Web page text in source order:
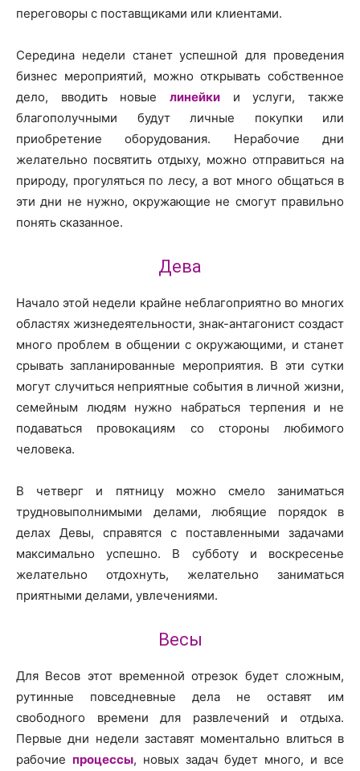
переговоры с поставщиками или клиентами.
Середина недели станет успешной для проведения
бизнес мероприятий, можно открывать собственное
дело, вводить новые линейки и услуги, также
благополучными будут личные покупки или
приобретение оборудования. Нерабочие дни
желательно посвятить отдыху, можно отправиться на
природу, прогуляться по лесу, а вот много общаться в
эти дни не нужно, окружающие не смогут правильно
понять сказанное.
Дева
Начало этой недели крайне неблагоприятно во многих
областях жизнедеятельности, знак-антагонист создаст
много проблем в общении с окружающими, и станет
срывать запланированные мероприятия. В эти сутки
могут случиться неприятные события в личной жизни,
семейным людям нужно набраться терпения и не
подаваться провокациям со стороны любимого
человека.
В четверг и пятницу можно смело заниматься
трудновыполнимыми делами, любящие порядок в
делах Девы, справятся с поставленными задачами
максимально успешно. В субботу и воскресенье
желательно отдохнуть, желательно заниматься
приятными делами, увлечениями.
Весы
Для Весов этот временной отрезок будет сложным,
рутинные повседневные дела не оставят им
свободного времени для развлечений и отдыха.
Первые дни недели заставят моментально влиться в
рабочие процессы, новых задач будет много, и все